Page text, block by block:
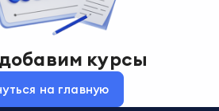
курсы
на главную